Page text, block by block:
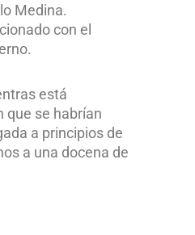
Medina.
con el
está
que se habrían
a principios de
a una docena de